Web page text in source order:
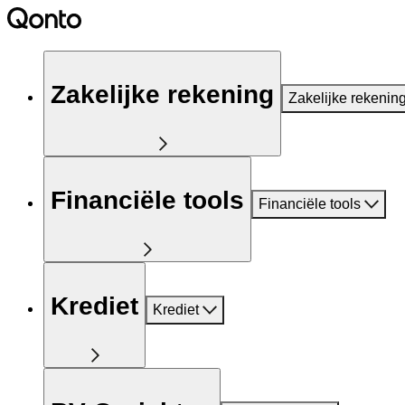
Zakelijke rekening Zakelijke
Financiële tools Financiële tools
Krediet Krediet